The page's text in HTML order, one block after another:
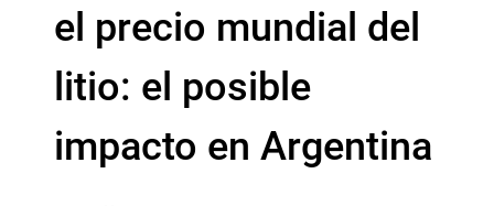
el precio mundial del
litio: el posible
impacto en Argentina